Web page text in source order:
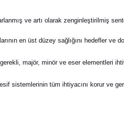
ve artı olarak zenginleştirilmiş
en üst düzey sağlığını hedefler ve
majör, minör ve eser elementleri
sistemlerinin tüm ihtiyacını korur ve